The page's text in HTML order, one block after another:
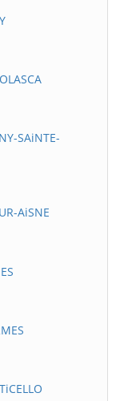
SAiNTE-
AiSNE